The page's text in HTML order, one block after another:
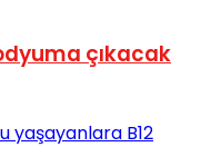
çıkacak